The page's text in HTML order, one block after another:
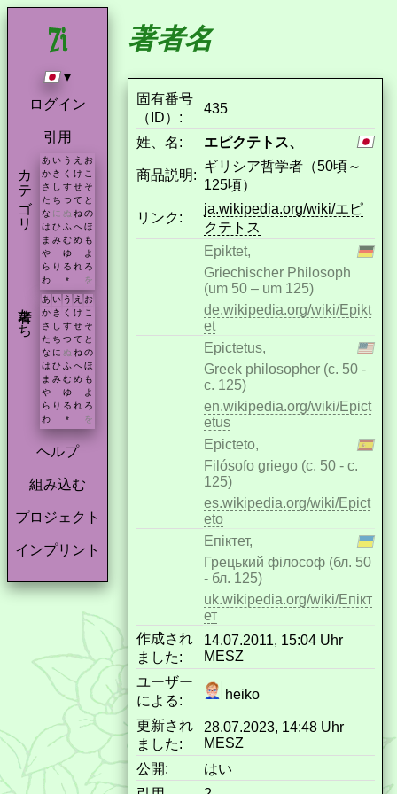
▾
ログイン
引用
カテゴリ あ い う え お
か き く け こ
さ し す せ そ
た ち つ て と
な に ぬ ね の
は ひ ふ へ ほ
ま み む め も
や
ゆ
よ
ら り る れ ろ
わ
* を
著者たち あ い う え お
か き く け こ
さ
し す せ そ
た ち つ て と
な に ぬ ね の
は ひ ふ へ ほ
ま み む め も
や
ゆ
よ
ら り る れ ろ
わ
* を
ヘルプ
組み込む
プロジェクト
インプリント
著者名
固有番号
（ID）:
435
姓、名: エピクテトス、
商品説明:
ギリシア哲学者（50頃～
125頃）
リンク:
ja.wikipedia.org/wiki/エピ
クテトス
Epiktet,
Griechischer Philosoph
(um 50 – um 125)
de.wikipedia.org/wiki/Epikt
et
Epictetus,
Greek philosopher (c. 50 -
c. 125)
en.wikipedia.org/wiki/Epict
etus
Epicteto,
Filósofo griego (c. 50 - c.
125)
es.wikipedia.org/wiki/Epict
eto
Епіктет,
Грецький філософ (бл. 50
- бл. 125)
uk.wikipedia.org/wiki/Епікт
ет
作成され
ました:
14.07.2011, 15:04 Uhr
MESZ
ユーザー
による:
heiko
更新され
ました:
28.07.2023, 14:48 Uhr
MESZ
公開:
はい